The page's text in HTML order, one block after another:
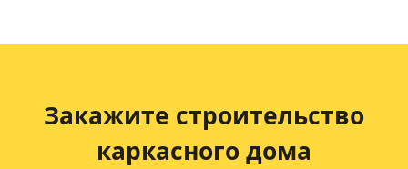
Закажите строительство
каркасного дома